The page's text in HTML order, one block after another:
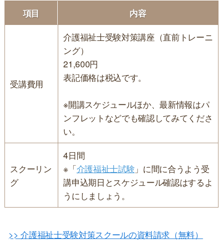
項目 内容
受講費用
介護福祉士受験対策講座（直前トレーニ
ング）
21,600円
表記価格は税込です。
※開講スケジュールほか、最新情報はパ
ンフレットなどでも確認してみてくださ
い。
スクーリン
グ
4日間
※「介護福祉士試験 」に間に合うよう受
講申込期日とスケジュール確認はするよ
うにしましょう。
>> 介護福祉士受験対策スクールの資料請求（無料）